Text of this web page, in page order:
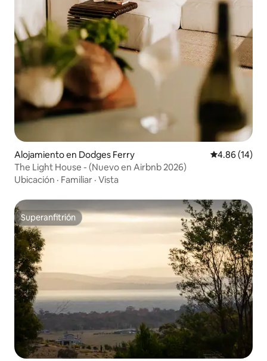
Alojamiento en Dodges Ferry Calificación
4.86 (14)
The Light House - (Nuevo en Airbnb 2026)
Ubicación · Familiar · Vista
Superanfitrión
Superanfitrión